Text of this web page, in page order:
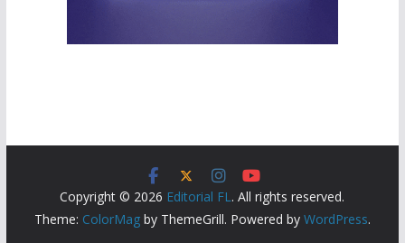
Copyright © 2026 Editorial FL. All rights reserved.
Theme: ColorMagby ThemeGrill. Powered by WordPress.